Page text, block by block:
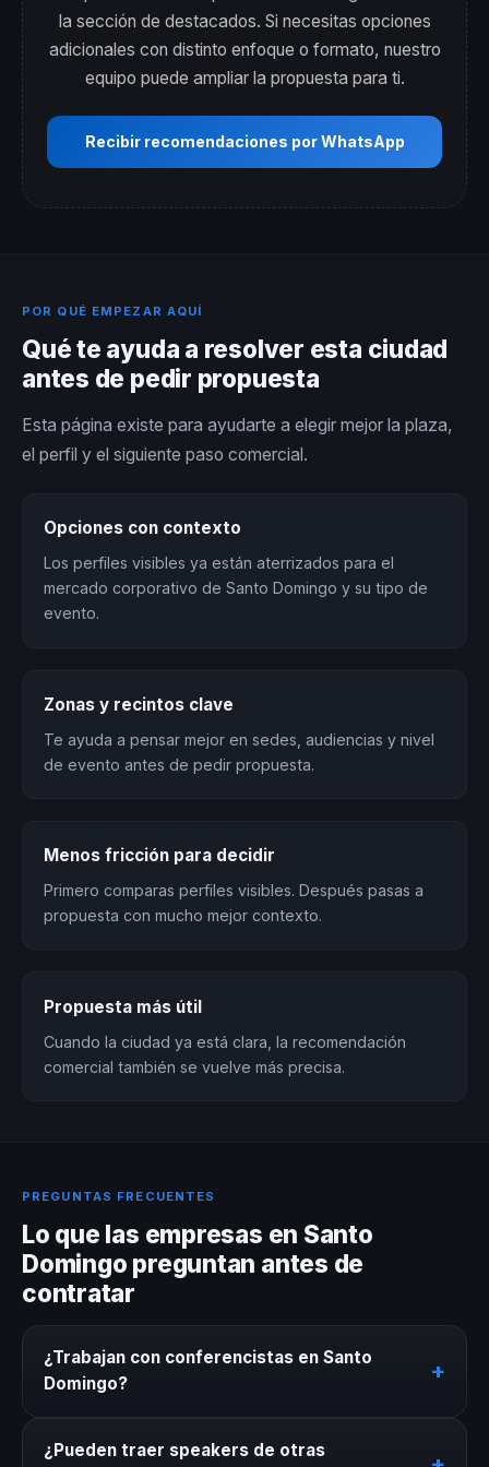
la sección de destacados. Si necesitas opciones
adicionales con distinto enfoque o formato, nuestro
equipo puede ampliar la propuesta para ti.
Recibir recomendaciones por WhatsApp
POR QUÉ EMPEZAR AQUÍ
Qué te ayuda a resolver esta ciudad
antes de pedir propuesta
Esta página existe para ayudarte a elegir mejor la plaza,
el perfil y el siguiente paso comercial.
Opciones con contexto
Los perfiles visibles ya están aterrizados para el
mercado corporativo de Santo Domingo y su tipo de
evento.
Zonas y recintos clave
Te ayuda a pensar mejor en sedes, audiencias y nivel
de evento antes de pedir propuesta.
Menos fricción para decidir
Primero comparas perfiles visibles. Después pasas a
propuesta con mucho mejor contexto.
Propuesta más útil
Cuando la ciudad ya está clara, la recomendación
comercial también se vuelve más precisa.
PREGUNTAS FRECUENTES
Lo que las empresas en Santo
Domingo preguntan antes de
contratar
¿Trabajan con conferencistas en Santo
Domingo?
+
disponibles para eventos en Santo Domingo.
¿Pueden traer speakers de otras